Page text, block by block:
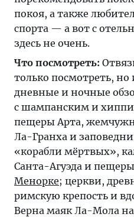
покоя, а также
спорта — а вот с
здесь не очень.
Что посмотреть:
только посмотреть, но
дневные и ночные
с шампанским и
пещеры Арта,
Ла-Гранха и
«корабли мёртвых»,
Санта-Агуэда и
Менорке; церкви,
римскую крепость и
Верна маяк Ла-Мола на